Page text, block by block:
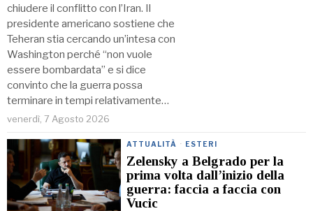
chiudere il conflitto con l’Iran. Il
presidente americano sostiene che
Teheran stia cercando un’intesa con
Washington perché “non vuole
essere bombardata” e si dice
convinto che la guerra possa
terminare in tempi relativamente…
venerdì, 7 Agosto 2026
ATTUALITÀ · ESTERI
Zelensky a Belgrado per la
prima volta dall’inizio della
guerra: faccia a faccia con
Vucic